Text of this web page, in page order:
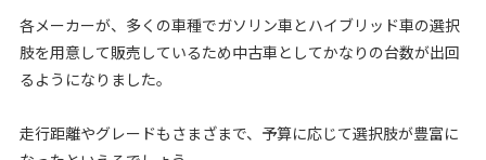
各メーカーが、多くの車種でガソリン車とハイブリッド車の選択
肢を用意して販売しているため中古車としてかなりの台数が出回
るようになりました。
走行距離やグレードもさまざまで、予算に応じて選択肢が豊富に